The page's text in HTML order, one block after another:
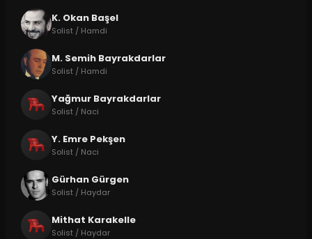
K. Okan Başel
Solist / Hamdi
M. Semih Bayrakdarlar
Solist / Hamdi
Yağmur Bayrakdarlar
Solist / Naci
Y. Emre Pekşen
Solist / Naci
Gürhan Gürgen
Solist / Haydar
Mithat Karakelle
Solist / Haydar